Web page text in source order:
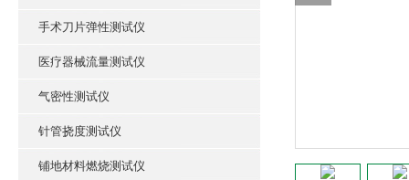
手术刀片弹性测试仪
医疗器械流量测试仪
气密性测试仪
针管挠度测试仪
铺地材料燃烧测试仪